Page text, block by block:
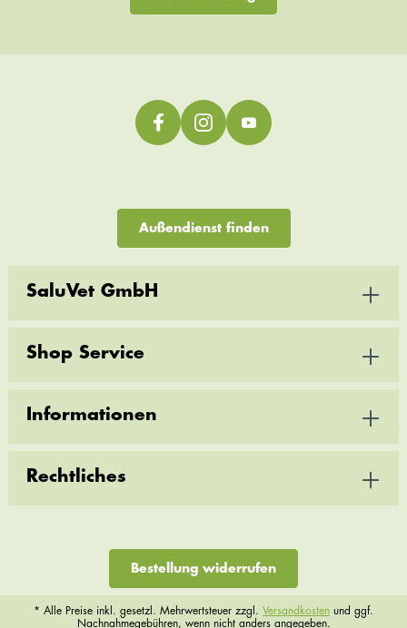
Außendienst finden
SaluVet GmbH
Shop Service
Informationen
Rechtliches
Bestellung widerrufen
* Alle Preise inkl. gesetzl. Mehrwertsteuer zzgl. Versandkosten und ggf.
Nachnahmegebühren, wenn nicht anders angegeben.